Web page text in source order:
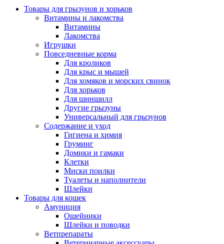
Товары для грызунов и хорьков
Витамины и лакомства
Витамины
Лакомства
Игрушки
Повседневные корма
Для кроликов
Для крыс и мышей
Для хомяков и морских свинок
Для хорьков
Для шиншилл
Другие грызуны
Универсальный для грызунов
Содержание и уход
Гигиена и химия
Груминг
Домики и гамаки
Клетки
Миски поилки
Туалеты и наполнители
Шлейки
Товары для кошек
Амуниция
Ошейники
Шлейки и поводки
Ветпрепараты